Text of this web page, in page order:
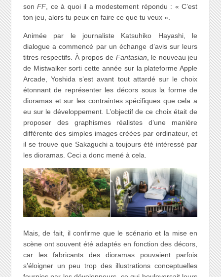
sonFF , ce à quoi il a modestement répondu : « C’est
ton jeu, alors tu peux en faire ce que tu veux ».
Animée par le journaliste Katsuhiko Hayashi, le
dialogue a commencé par un échange d’avis sur leurs
titres respectifs. À propos de Fantasian , le nouveau jeu
de Mistwalker sorti cette année sur la plateforme Apple
Arcade, Yoshida s’est avant tout attardé sur le choix
étonnant de représenter les décors sous la forme de
dioramas et sur les contraintes spécifiques que cela a
eu sur le développement. L’objectif de ce choix était de
proposer des graphismes réalistes d’une manière
différente des simples images créées par ordinateur, et
il se trouve que Sakaguchi a toujours été intéressé par
les dioramas. Ceci a donc mené à cela.
Mais, de fait, il confirme que le scénario et la mise en
scène ont souvent été adaptés en fonction des décors,
car les fabricants des dioramas pouvaient parfois
s’éloigner un peu trop des illustrations conceptuelles